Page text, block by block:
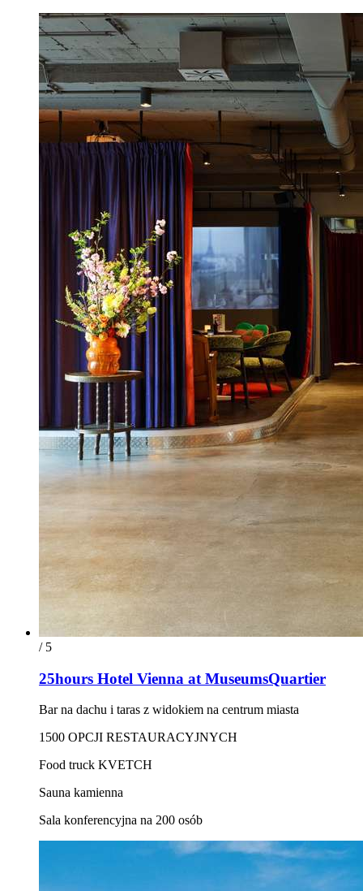
/ 5
25hours Hotel Vienna at MuseumsQuartier
Bar na dachu i taras z widokiem na centrum miasta
1500 OPCJI RESTAURACYJNYCH
Food truck KVETCH
Sauna kamienna
Sala konferencyjna na 200 osób